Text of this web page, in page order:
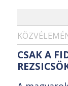
CSAK A